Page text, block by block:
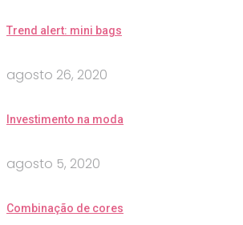
Trend alert: mini bags
agosto 26, 2020
Investimento na moda
agosto 5, 2020
Combinação de cores